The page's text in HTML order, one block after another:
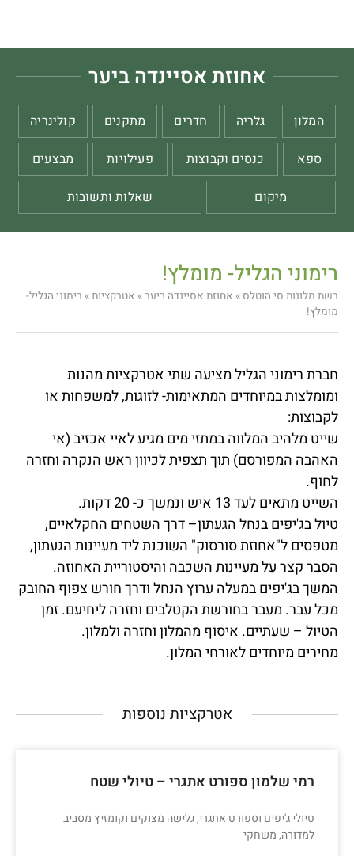
אחוזת אסיינדה ביער
המלון גלריה חדרים מתקנים
קולינריה
ספא
כנסים וקבוצות פעילויות
מבצעים
מיקום
שאלות ותשובות
רימוני הגליל- מומלץ!
רשת מלונות סי הוטלס » אחוזת אסיינדה ביער» אטרקציות» רימוני הגליל-
מומלץ!
חברת רימוני הגליל מציעה שתי אטרקציות מהנות
ומומלצות במיוחדים המתאימות- לזוגות, למשפחות או
לקבוצות:
שייט מלהיב המלווה במתזי מים מגיע לאיי אכזיב (אי
האהבה המפורסם) תוך תצפית לכיוון ראש הנקרה וחזרה
לחוף.
השייט מתאים לעד 13 איש ונמשך כ- 20 דקות.
טיול בג'יפים בנחל הגעתון– דרך השטחים החקלאיים,
מטפסים ל"אחוזת סורסוק" השוכנת ליד מעיינות הגעתון,
הסבר קצר על מעיינות השכבה והיסטוריית האחוזה.
המשך בג'יפים במעלה ערוץ הנחל ודרך חורש צפוף החובק
מכל עבר. מעבר בחורשת הקטלבים וחזרה ליחיעם. זמן
הטיול – שעתיים. איסוף מהמלון וחזרה ולמלון.
מחירים מיוחדים לאורחי המלון.
אטרקציות נוספות​
רמי שלמון ספורט אתגרי – טיולי שטח
טיולי ג'יפים וספורט אתגרי, גלישה מצוקים וקומזיץ מסביב
למדורה, משחקי